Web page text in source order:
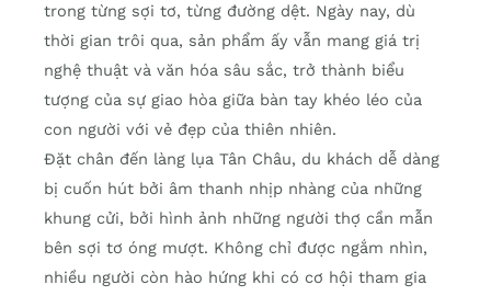
trong từng sợi tơ, từng đường dệt. Ngày nay, dù
thời gian trôi qua, sản phẩm ấy vẫn mang giá trị
nghệ thuật và văn hóa sâu sắc, trở thành biểu
tượng của sự giao hòa giữa bàn tay khéo léo của
con người với vẻ đẹp của thiên nhiên.
Đặt chân đến làng lụa Tân Châu, du khách dễ dàng
bị cuốn hút bởi âm thanh nhịp nhàng của những
khung cửi, bởi hình ảnh những người thợ cần mẫn
bên sợi tơ óng mượt. Không chỉ được ngắm nhìn,
nhiều người còn hào hứng khi có cơ hội tham gia